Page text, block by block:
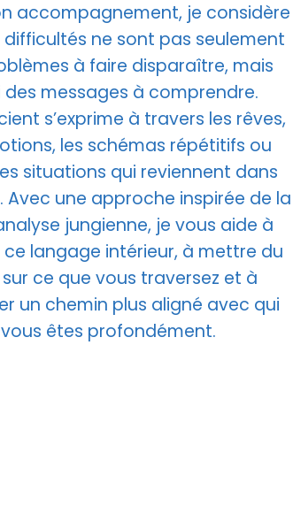
accompagnement, je considère
difficultés ne sont pas seulement
à faire disparaître, mais
des messages à comprendre.
s’exprime à travers les rêves,
les schémas répétitifs ou
situations qui reviennent dans
Avec une approche inspirée de la
jungienne, je vous aide à
langage intérieur, à mettre du
sur ce que vous traversez et à
un chemin plus aligné avec qui
vous êtes profondément.